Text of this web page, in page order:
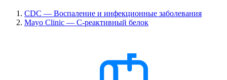
CDC — Воспаление и инфекционные заболевания
Mayo Clinic — С-реактивный белок